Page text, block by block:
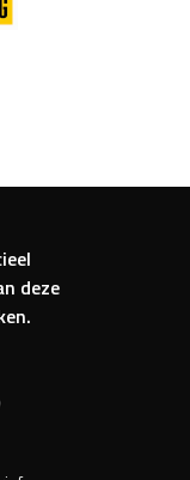
deze